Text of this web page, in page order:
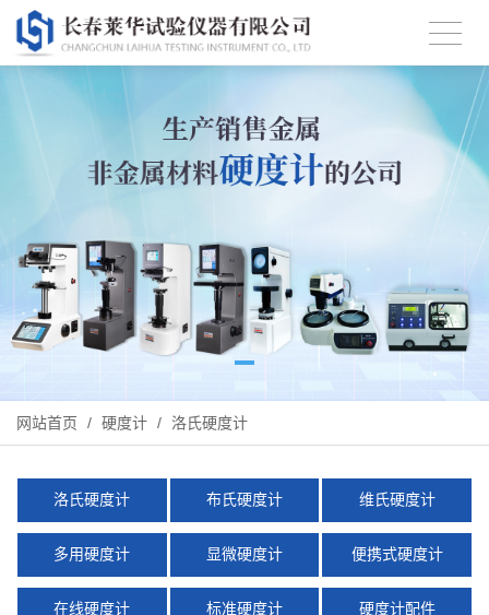
网站首页 / 硬度计 / 洛氏硬度计
洛氏硬度计 布氏硬度计 维氏硬度计
多用硬度计 显微硬度计 便携式硬度计
在线硬度计 标准硬度计 硬度计配件